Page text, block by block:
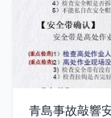
青島事故敲響